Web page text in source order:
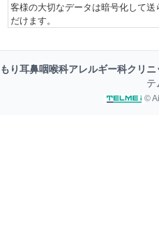
客様の大切なデータは暗号化して
だけます。
もり耳鼻咽喉科アレルギー科クリニ
テ
©